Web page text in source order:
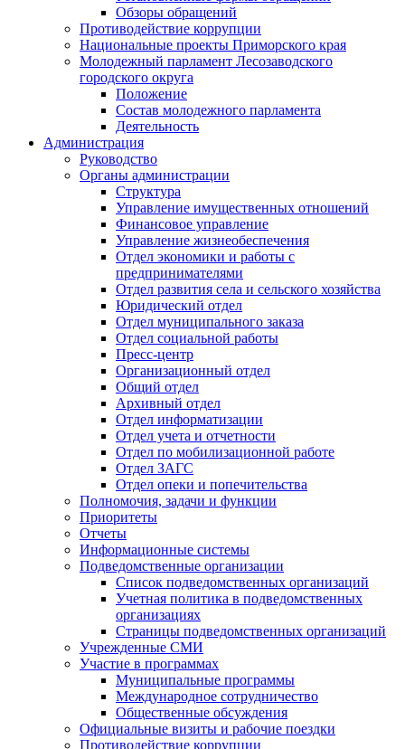
Обзоры обращений
Противодействие коррупции
Национальные проекты Приморского края
Молодежный парламент Лесозаводского
городского округа
Положение
Состав молодежного парламента
Деятельность
Администрация
Руководство
Органы администрации
Структура
Управление имущественных отношений
Финансовое управление
Управление жизнеобеспечения
Отдел экономики и работы с
предпринимателями
Отдел развития села и сельского хозяйства
Юридический отдел
Отдел муниципального заказа
Отдел социальной работы
Пресс-центр
Организационный отдел
Общий отдел
Архивный отдел
Отдел информатизации
Отдел учета и отчетности
Отдел по мобилизационной работе
Отдел ЗАГС
Отдел опеки и попечительства
Полномочия, задачи и функции
Приоритеты
Отчеты
Информационные системы
Подведомственные организации
Список подведомственных организаций
Учетная политика в подведомственных
организациях
Страницы подведомственных организаций
Учрежденные СМИ
Участие в программах
Муниципальные программы
Международное сотрудничество
Общественные обсуждения
Официальные визиты и рабочие поездки
Противодействие коррупции